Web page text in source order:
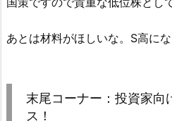
あとは材料がほしいな。S高に
末尾コーナー：投資家向
ス！